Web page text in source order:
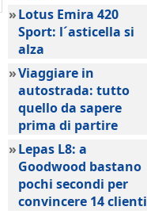
»Lotus Emira 420
Sport: l´asticella si
alza
»Viaggiare in
autostrada: tutto
quello da sapere
prima di partire
»Lepas L8: a
Goodwood bastano
pochi secondi per
convincere 14 clienti